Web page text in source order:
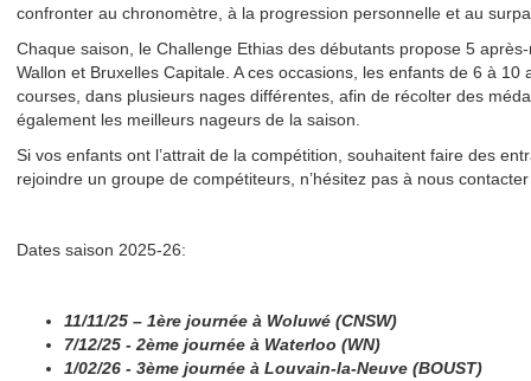
confronter au chronomètre, à la progression personnelle et au
Chaque saison, le Challenge Ethias des débutants propose 5
Wallon et Bruxelles Capitale. A ces occasions, les enfants de 6 à
courses, dans plusieurs nages différentes, afin de récolter des
également les meilleurs nageurs de la saison.
Si vos enfants ont l’attrait de la compétition, souhaitent faire des
rejoindre un groupe de compétiteurs, n’hésitez pas à nous
Dates saison 2025-26:
11/11/25 – 1ère journée à Woluwé (CNSW)
7/12/25 - 2ème journée à Waterloo (WN)
1/02/26 - 3ème journée à Louvain-la-Neuve (BOUST)